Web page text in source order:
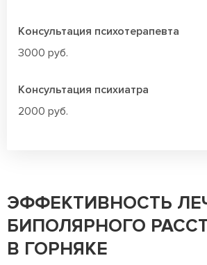
Консультация психотерапевта
3000 руб.
Консультация психиатра
2000 руб.
ЭФФЕКТИВНОСТЬ
БИПОЛЯРНОГО
В ГОРНЯКЕ